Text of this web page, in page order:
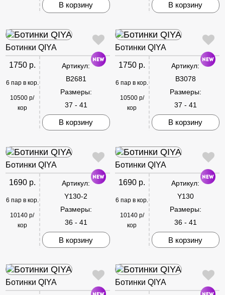
В корзину В корзину
Ботинки QIYA
1750 р.
6 пар в кор.
10500 р/
кор
Артикул:
B2681
Размеры:
37 - 41
В корзину
Ботинки QIYA
1750 р.
6 пар в кор.
10500 р/
кор
Артикул:
B3078
Размеры:
37 - 41
В корзину
Ботинки QIYA
1690 р.
6 пар в кор.
10140 р/
кор
Артикул:
Y130-2
Размеры:
36 - 41
В корзину
Ботинки QIYA
1690 р.
6 пар в кор.
10140 р/
кор
Артикул:
Y130
Размеры:
36 - 41
В корзину
Ботинки QIYA Ботинки QIYA